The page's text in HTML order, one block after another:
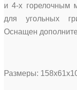
и 4-х горелочным
для угольных
Оснащен
Размеры: